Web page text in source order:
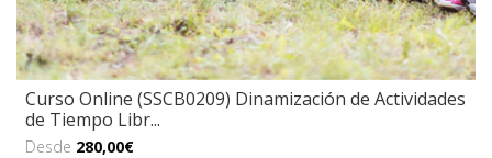
Curso Online (SSCB0209) Dinamización de Actividades
de Tiempo Libr...
Desde 280,00€